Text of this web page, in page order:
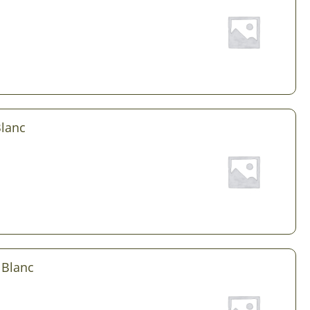
semis de printemps
& Graines Spéciales petit